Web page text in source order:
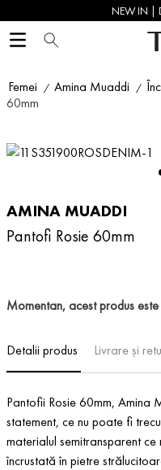
NEW IN |
Femei Amina Muaddi
60mm
AMINA MUADDI
Pantofi Rosie 60mm
Momentan, acest produs
Detalii produs Livrare și
Pantofii Rosie 60mm, Amina
statement, ce nu poate fi
materialul semitransparent
încrustată în pietre